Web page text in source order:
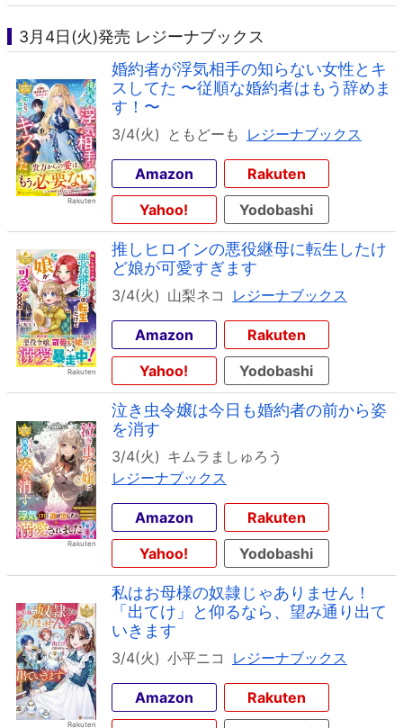
3月4日(火)発売 レジーナブックス
婚約者が浮気相手の知らない女性とキ
スしてた 〜従順な婚約者はもう辞めま
す！〜
3/4(火) ともどーも レジーナブックス
Amazon
Rakuten
Yahoo!
Yodobashi
推しヒロインの悪役継母に転生したけ
ど娘が可愛すぎます
3/4(火) 山梨ネコ レジーナブックス
Amazon
Rakuten
Yahoo!
Yodobashi
泣き虫令嬢は今日も婚約者の前から姿
を消す
3/4(火) キムラましゅろう
レジーナブックス
Amazon
Rakuten
Yahoo!
Yodobashi
私はお母様の奴隷じゃありません！
「出てけ」と仰るなら、望み通り出て
いきます
3/4(火) 小平ニコ レジーナブックス
Amazon
Rakuten